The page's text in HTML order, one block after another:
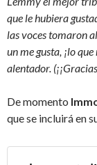
que le hubiera
las voces tomaron
un me gusta, ¡lo
alentador.
De momento
que se incluirá en